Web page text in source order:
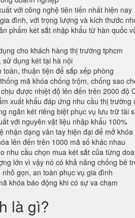
với công nghệ tiên tiến nhất hiện nay
đình, với trọng lượng và kích thước
phẩm két sắt nhập khẩu từ hàn quốc
cho khách hàng thị trường tphcm
dụng két tại hà nội
toàn, thuận tiện để sắp xếp phòng
mã khóa chống trộm, chống sao
được nhiệt độ lên đến trên 2000 độ
xuất khẩu đáp ứng nhu cầu thị trường
ngăn két riêng biệt phục vụ lưu trữ tài
với nguyên vật liệu nhập khẩu 100%
nhận dạng vân tay hiện đại để mở khóa
lên đến trên 1000 mã số khác nhau
nhu cầu chọn mua két sắt của từng
lớn vì vậy nó có khả năng chống bê
gọn, an toàn phục vụ gia đình
khóa báo động khi có sự va chạm
là gì?